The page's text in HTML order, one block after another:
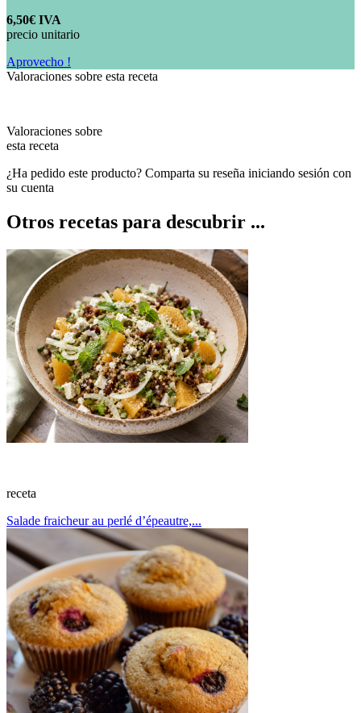
6,50€ IVA
precio unitario
Aprovecho !
Valoraciones sobre esta receta
Valoraciones sobre
esta receta
¿Ha pedido este producto? Comparta su reseña iniciando sesión con
su cuenta
Otros recetas para descubrir ...
receta
Salade fraicheur au perlé d’épeautre,...